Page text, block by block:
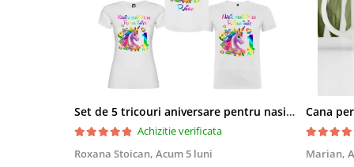
Set de 5 tricouri aniversare pentru nasi, parinti si copil, personalizate cu nume, varsta si mesaj "Motivul fericirii lor" model Unicorn
Achizitie verificata
Roxana Stoican, Acum 5 luni
Marian,